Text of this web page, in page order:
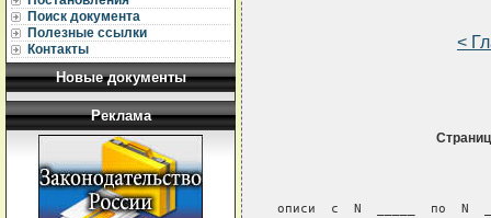
Поиск документа
Полезные ссылки
Контакты
Новые документы
Реклама
<
описи  с  N  _____  по  N